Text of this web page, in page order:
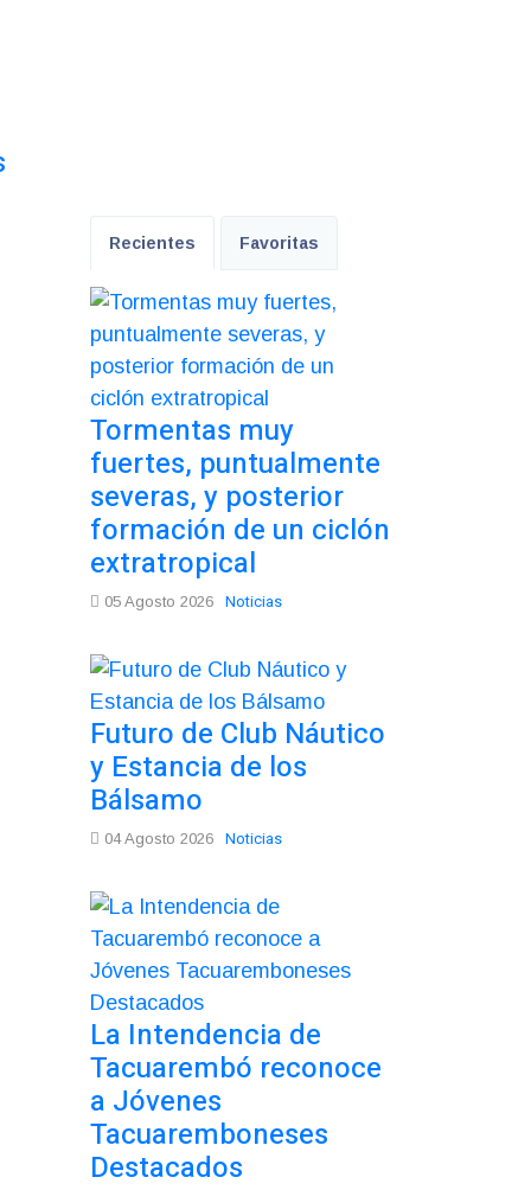
Recientes Favoritas
Tormentas muy
fuertes, puntualmente
severas, y posterior
formación de un ciclón
extratropical
05 Agosto 2026 Noticias
Futuro de Club Náutico
y Estancia de los
Bálsamo
04 Agosto 2026 Noticias
La Intendencia de
Tacuarembó reconoce
a Jóvenes
Tacuaremboneses
Destacados